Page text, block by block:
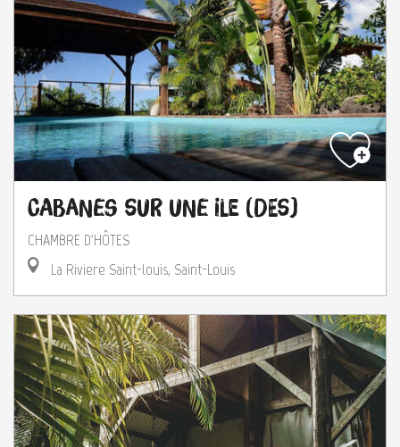
Cabanes sur une Ile (Des)
CHAMBRE D'HÔTES
La Riviere Saint-louis, Saint-Louis